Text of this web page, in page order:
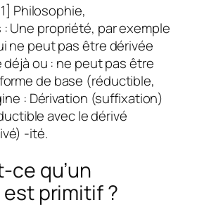
Philosophie,
Une propriété, par exemple
ne peut pas être dérivée
ou : ne peut pas être
de base (réductible,
: Dérivation (suffixation)
avec le dérivé
-ité.
ce qu’un
primitif ?